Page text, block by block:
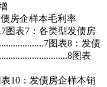
债房企样本毛利率
图表7：各类型发债房
图表8：发债
图表
表10：发债房企样本销